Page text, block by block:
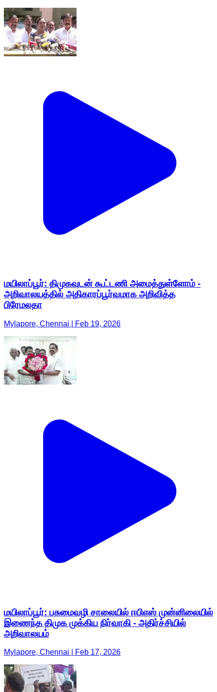
மயிலாப்பூர்: திமுகவுடன் கூட்டணி அமைத்துள்ளோம் -
அறிவாலயத்தில் அதிகாரப்பூர்வமாக அறிவித்த
பிரேமலதா
Mylapore, Chennai | Feb 19, 2026
மயிலாப்பூர்: பசுமைவழி சாலையில் ஈபிஎஸ் முன்னிலையில்
இணைந்த திமுக முக்கிய நிர்வாகி - அதிர்ச்சியில்
அறிவாலயம்
Mylapore, Chennai | Feb 17, 2026